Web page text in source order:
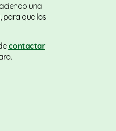
una
para que los
contactar